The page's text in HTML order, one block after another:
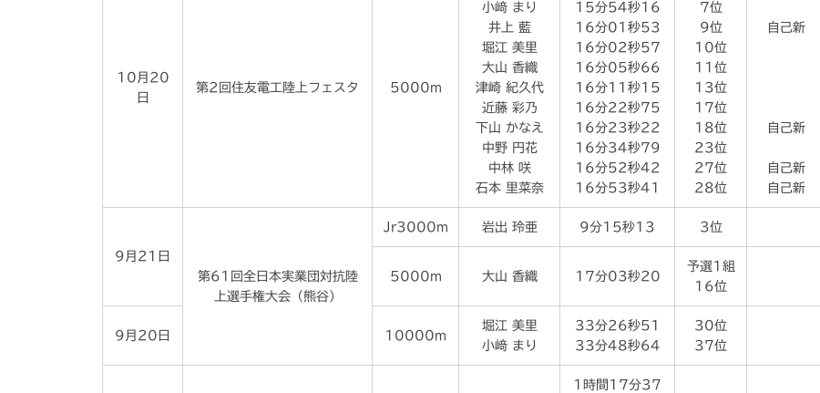
10月20
日
第2回住友電工陸上フェスタ 5000m
小﨑 まり
井上 藍
堀江 美里
大山 香織
津崎 紀久代
近藤 彩乃
下山 かなえ
中野 円花
中林 咲
石本 里菜奈
15分54秒16
16分01秒53
16分02秒57
16分05秒66
16分11秒15
16分22秒75
16分23秒22
16分34秒79
16分52秒42
16分53秒41
7位
9位
10位
11位
13位
17位
18位
23位
27位
28位
自己新
自己新
自己新
自己新
9月21日
第61回全日本実業団対抗陸
上選手権大会（熊谷）
Jr3000m 岩出 玲亜 9分15秒13 3位
5000m 大山 香織 17分03秒20
予選1組
16位
9月20日 10000m
堀江 美里
小﨑 まり
33分26秒51
33分48秒64
30位
37位
1時間17分37